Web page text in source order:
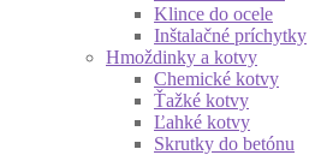
Klince do ocele
Inštalačné príchytky
Hmoždinky a kotvy
Chemické kotvy
Ťažké kotvy
Ľahké kotvy
Skrutky do betónu